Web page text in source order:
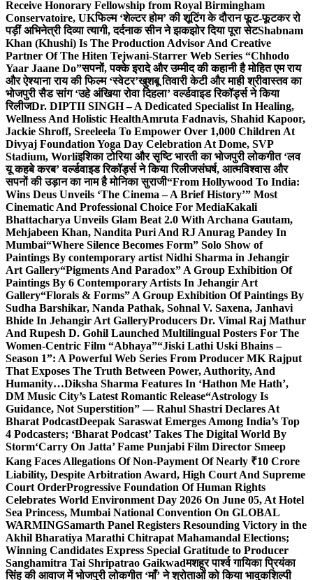
Receive Honorary Fellowship from Royal Birmingham
Conservatoire, UKफिल्म ‘शेल्टर होम’ की शूटिंग के दौरान फूट-फूटकर रो
पड़ीं अभिनेत्री दिव्या त्यागी, दर्दनाक सीन ने झकझोर दिया पूरा सेटShabnam
Khan (Khushi) Is The Production Advisor And Creative
Partner Of The Hiten Tejwani-Starrer Web Series “Chhodo
Yaar Jaane Do”सपनों, पक्के इरादे और उम्मीद की कहानी है मोहित एम राय
और ऐश्याना राय की फिल्म ‘स्वेटर’खुशबू तिवारी केटी और माही श्रीवास्तव का
भोजपुरी सैड सांग ‘उहे अंखिया रोवा दिहला’ वर्ल्डवाइड रिकॉर्ड्स ने किया
रिलीजDr. DIPTII SINGH – A Dedicated Specialist In Healing,
Wellness And Holistic HealthAmruta Fadnavis, Shahid Kapoor,
Jackie Shroff, Sreeleela To Empower Over 1,000 Children At
Divyaj Foundation Yoga Day Celebration At Dome, SVP
Stadium, Worliइशिका टोरिया और सृष्टि भारती का भोजपुरी लोकगीत ‘लव
यू कहबे करब’ वर्ल्डवाइड रिकॉर्ड्स ने किया रिलीजसंघर्ष, आत्मविश्वास और
सपनों की उड़ान का नाम है मोनिका सुराजी“From Hollywood To India:
Wins Deus Unveils ‘The Cinema – A Brief History’” Most
Cinematic And Professional Choice For MediaKakali
Bhattacharya Unveils Glam Beat 2.0 With Archana Gautam,
Mehjabeen Khan, Nandita Puri And RJ Anurag Pandey In
Mumbai“Where Silence Becomes Form” Solo Show of
Paintings By contemporary artist Nidhi Sharma in Jehangir
Art Gallery“Pigments And Paradox” A Group Exhibition Of
Paintings By 6 Contemporary Artists In Jehangir Art
Gallery“Florals & Forms” A Group Exhibition Of Paintings By
Sudha Barshikar, Nanda Pathak, Sohnal V. Saxena, Janhavi
Bhide In Jehangir Art GalleryProducers Dr. Vimal Raj Mathur
And Rupesh D. Gohil Launched Multilingual Posters For The
Women-Centric Film “Abhaya”“Jiski Lathi Uski Bhains –
Season 1”: A Powerful Web Series From Producer MK Rajput
That Exposes The Truth Between Power, Authority, And
Humanity…Diksha Sharma Features In ‘Hathon Me Hath’,
DM Music City’s Latest Romantic Release“Astrology Is
Guidance, Not Superstition” — Rahul Shastri Declares At
Bharat PodcastDeepak Saraswat Emerges Among India’s Top
4 Podcasters; ‘Bharat Podcast’ Takes The Digital World By
Storm‘Carry On Jatta’ Fame Punjabi Film Director Smeep
Kang Faces Allegations Of Non-Payment Of Nearly ₹10 Crore
Liability, Despite Arbitration Award, High Court And Supreme
Court OrderProgressive Foundation Of Human Rights
Celebrates World Environment Day 2026 On June 05, At Hotel
Sea Princess, Mumbai National Convention On GLOBAL
WARMINGSamarth Panel Registers Resounding Victory in the
Akhil Bharatiya Marathi Chitrapat Mahamandal Elections;
Winning Candidates Express Special Gratitude to Producer
Sanghamitra Tai Shripatrao Gaikwadमशहूर पार्श्व गायिका प्रियंका
सिंह की आवाज में भोजपुरी लोकगीत ‘माँ’ ने श्रोताओं को किया भावुकशिल्पी